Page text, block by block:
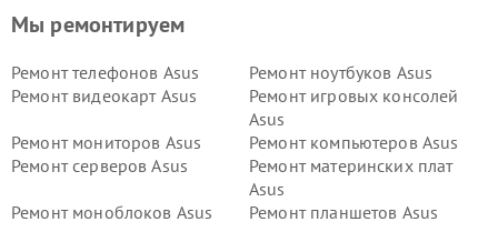
Мы ремонтируем
Ремонт телефонов Asus
Ремонт ноутбуков Asus
Ремонт видеокарт Asus
Ремонт игровых консолей
Asus
Ремонт мониторов Asus
Ремонт компьютеров Asus
Ремонт серверов Asus
Ремонт материнских плат
Asus
Ремонт моноблоков Asus
Ремонт планшетов Asus